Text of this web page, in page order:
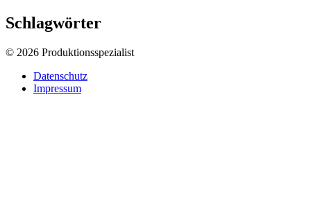
Schlagwörter
© 2026 Produktionsspezialist
Datenschutz
Impressum